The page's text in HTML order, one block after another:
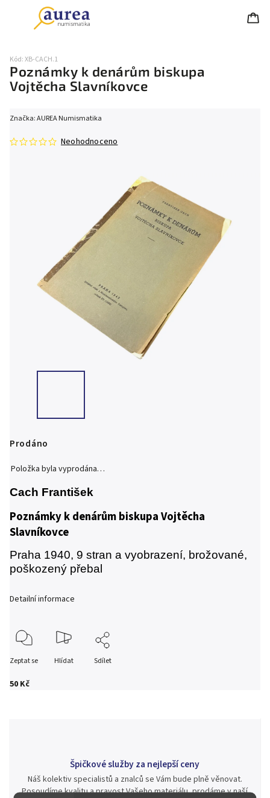
Poznámky k denárům biskupa
Vojtěcha Slavníkovce
Kód:XB-CACH.1
Neohodnoceno
Značka:AUREA Numismatika
50 Kč
Prodáno
Položka byla vyprodána…
Cach František
Poznámky k denárům biskupa Vojtěcha
Slavníkovce
Praha 1940, 9 stran a vyobrazení, brožované,
poškozený přebal
Detailní informace
Zeptat se Hlídat Sdílet
Špičkové služby za nejlepší ceny
Náš kolektiv specialistů a znalců se Vám bude plně věnovat.
Posoudíme kvalitu a pravost Vašeho materiálu, prodáme v naší